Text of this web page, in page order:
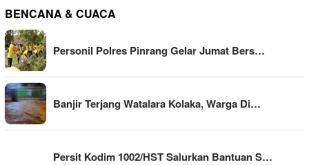
BENCANA & CUACA
Personil Polres Pinrang Gelar Jumat Bers…
Banjir Terjang Watalara Kolaka, Warga Di…
Persit Kodim 1002/HST Salurkan Bantuan S…